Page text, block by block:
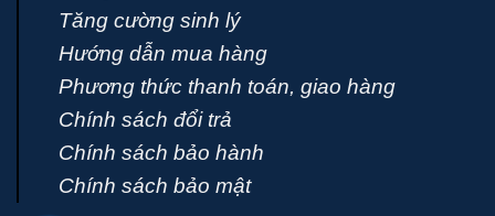
Tăng cường sinh lý
Hướng dẫn mua hàng
Phương thức thanh toán, giao hàng
Chính sách đổi trả
Chính sách bảo hành
Chính sách bảo mật